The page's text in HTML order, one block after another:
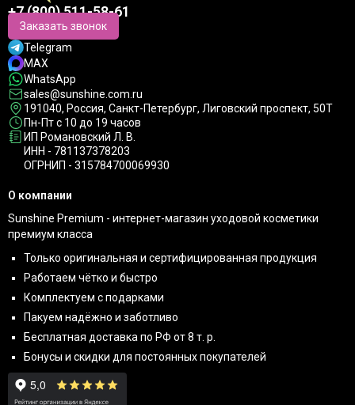
+7 (800) 511-58-61
Заказать звонок
Telegram
MAX
WhatsApp
sales@sunshine.com.ru
191040, Россия, Санкт-Петербург, Лиговский проспект, 50Т
Пн-Пт с 10 до 19 часов
ИП Романовский Л. В.
ИНН - 781137378203
ОГРНИП - 315784700069930
О компании
Sunshine Premium - интернет-магазин уходовой косметики
премиум класса
Только оригинальная и сертифицированная продукция
Работаем чётко и быстро
Комплектуем с подарками
Пакуем надёжно и заботливо
Бесплатная доставка по РФ от 8 т. р.
Бонусы и скидки для постоянных покупателей